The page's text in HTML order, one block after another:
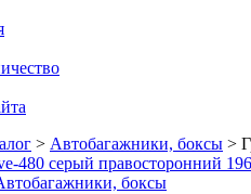
> Автобагажники, боксы >
480 серый правосторонний
боксы